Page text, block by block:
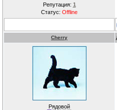
Репутация: 1
Статус: Offline
Cherry
Рядовой